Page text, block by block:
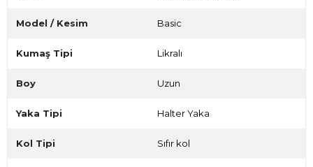
Model / Kesim Basic
Kumaş Tipi Likralı
Boy Uzun
Yaka Tipi Halter Yaka
Kol Tipi Sıfır kol